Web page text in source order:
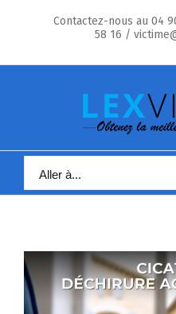
Contactez-nous au 04
58 16 /
Aller à...
Voir
l'image
agrandie